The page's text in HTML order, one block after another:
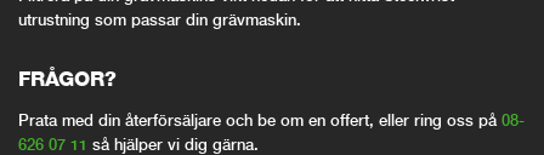
utrustning som passar din grävmaskin.
FRÅGOR?
Prata med din återförsäljare och be om en offert, eller ring oss på 08-
626 07 11 så hjälper vi dig gärna.